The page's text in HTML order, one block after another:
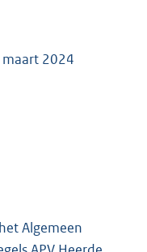
maart 2024
Algemeen